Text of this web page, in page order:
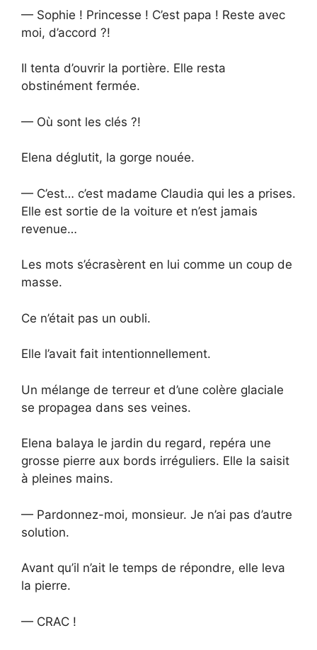
— Sophie ! Princesse ! C’est papa ! Reste avec
moi, d’accord ?!
Il tenta d’ouvrir la portière. Elle resta
obstinément fermée.
— Où sont les clés ?!
Elena déglutit, la gorge nouée.
— C’est… c’est madame Claudia qui les a prises.
Elle est sortie de la voiture et n’est jamais
revenue…
Les mots s’écrasèrent en lui comme un coup de
masse.
Ce n’était pas un oubli.
Elle l’avait fait intentionnellement.
Un mélange de terreur et d’une colère glaciale
se propagea dans ses veines.
Elena balaya le jardin du regard, repéra une
grosse pierre aux bords irréguliers. Elle la saisit
à pleines mains.
— Pardonnez-moi, monsieur. Je n’ai pas d’autre
solution.
Avant qu’il n’ait le temps de répondre, elle leva
la pierre.
— CRAC !